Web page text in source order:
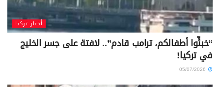
أخبار تركيا
“خبئِّوا أطفالكم، ترامب قادم”.. لافتة على جسر الخليج
في تركيا!